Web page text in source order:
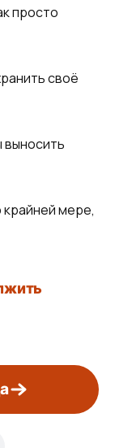
просто
своё
выносить
мере,